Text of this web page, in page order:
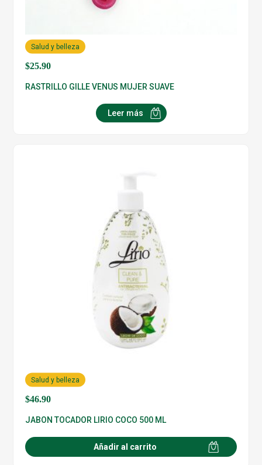
$25.90
Salud y belleza
RASTRILLO GILLE VENUS MUJER SUAVE
Leer más
$46.90
Salud y belleza
JABON TOCADOR LIRIO COCO 500 ML
Añadir al carrito